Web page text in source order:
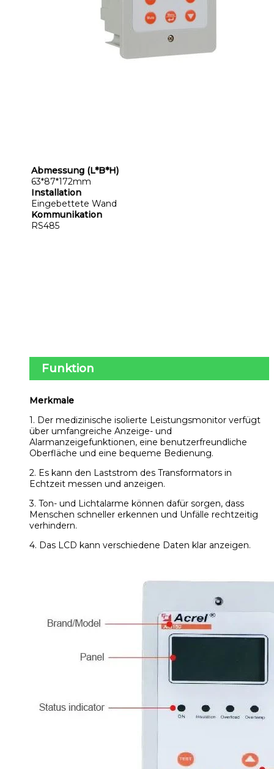
Abmessung (L*B*H)
63*87*172mm
Installation
Eingebettete Wand
Kommunikation
RS485
Funktion
Merkmale
1. Der medizinische isolierte Leistungsmonitor verfügt
über umfangreiche Anzeige- und
Alarmanzeigefunktionen, eine benutzerfreundliche
Oberfläche und eine bequeme Bedienung.
2. Es kann den Laststrom des Transformators in
Echtzeit messen und anzeigen.
3. Ton- und Lichtalarme können dafür sorgen, dass
Menschen schneller erkennen und Unfälle rechtzeitig
verhindern.
4. Das LCD kann verschiedene Daten klar anzeigen.